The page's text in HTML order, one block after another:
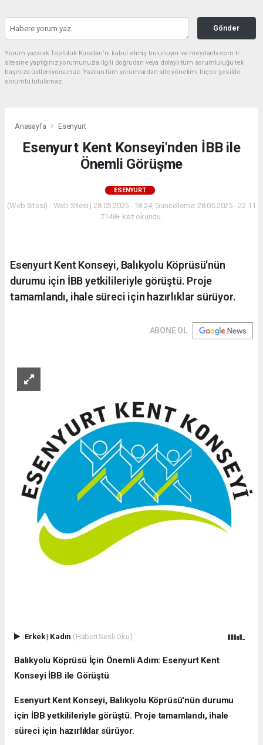
Gönder
Yorum yazarak Topluluk Kuralları’nı kabul etmiş bulunuyor ve meydantv.com.tr
sitesine yaptığınız yorumunuzla ilgili doğrudan veya dolaylı tüm sorumluluğu tek
başınıza üstleniyorsunuz. Yazılan tüm yorumlardan site yönetimi hiçbir şekilde
sorumlu tutulamaz.
Anasayfa Esenyurt
Esenyurt Kent Konseyi'nden İBB ile
Önemli Görüşme
ESENYURT
(Web Sitesi) - Web Sitesi | 28.05.2025 - 18:24, Güncelleme: 28.05.2025 - 22:11
7148+ kez okundu.
Esenyurt Kent Konseyi, Balıkyolu Köprüsü'nün
durumu için İBB yetkilileriyle görüştü. Proje
tamamlandı, ihale süreci için hazırlıklar sürüyor.
ABONE OL
Erkek| Kadın (Haberi Sesli Oku)
Balıkyolu Köprüsü İçin Önemli Adım: Esenyurt Kent
Konseyi İBB ile Görüştü
Esenyurt Kent Konseyi, Balıkyolu Köprüsü'nün durumu
için İBB yetkilileriyle görüştü. Proje tamamlandı, ihale
süreci için hazırlıklar sürüyor.